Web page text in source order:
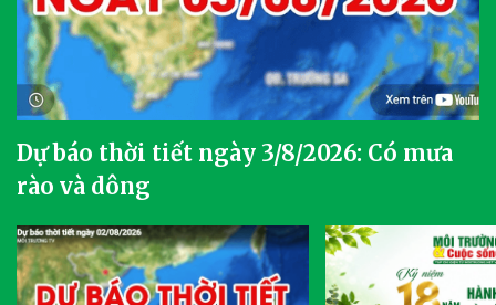
Dự báo thời tiết ngày 3/8/2026: Có mưa
rào và dông